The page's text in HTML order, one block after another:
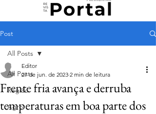
Post
All Posts
Região
Agro
All Posts
Frente fria avança e derruba
temperaturas em boa parte dos
Editor
27 de jun. de 2023 2 min de leitura